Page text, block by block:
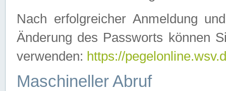
Nach erfolgreicher Anmeldung
Änderung des Passworts können
verwenden: https://
Maschineller Abruf